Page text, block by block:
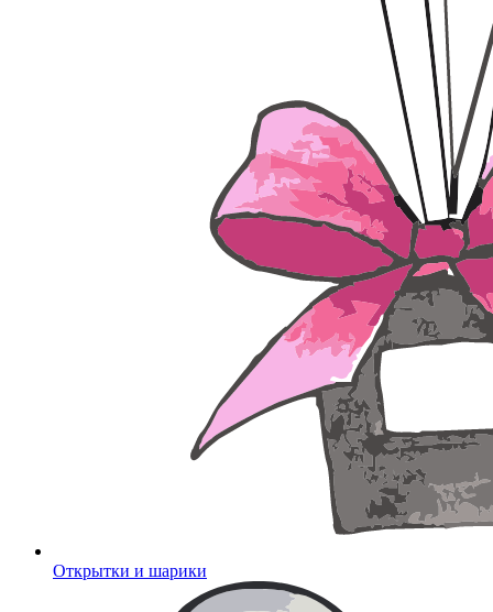
Открытки и шарики